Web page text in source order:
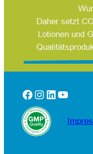
Daher setzt
Lotionen und
Facebook Instagram LinkedIn YouTube